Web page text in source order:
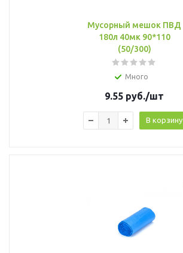
Мусорный мешок ПВД
180л 40мк 90*110
(50/300)
Много
9.55 руб./шт
В корзину